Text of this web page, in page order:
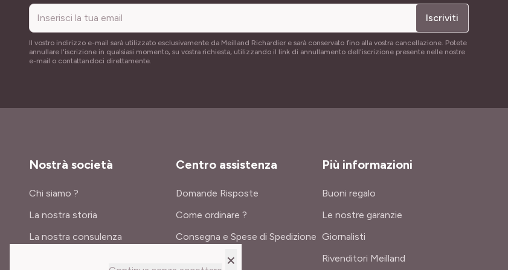
×
Iscriviti
Il vostro indirizzo e-mail sarà utilizzato esclusivamente da Meilland Richardier e sarà conservato fino alla vostra cancellazione. Potete
annullare l'iscrizione in qualsiasi momento, su vostra richiesta, utilizzando il link di annullamento dell'iscrizione presente nelle nostre
e-mail o contattandoci direttamente.
Nostrà società
Chi siamo ?
La nostra storia
La nostra consulenza
Centro assistenza
Domande Risposte
Come ordinare ?
Consegna e Spese di Spedizione
Più informazioni
Buoni regalo
Le nostre garanzie
Giornalisti
Rivenditori Meilland